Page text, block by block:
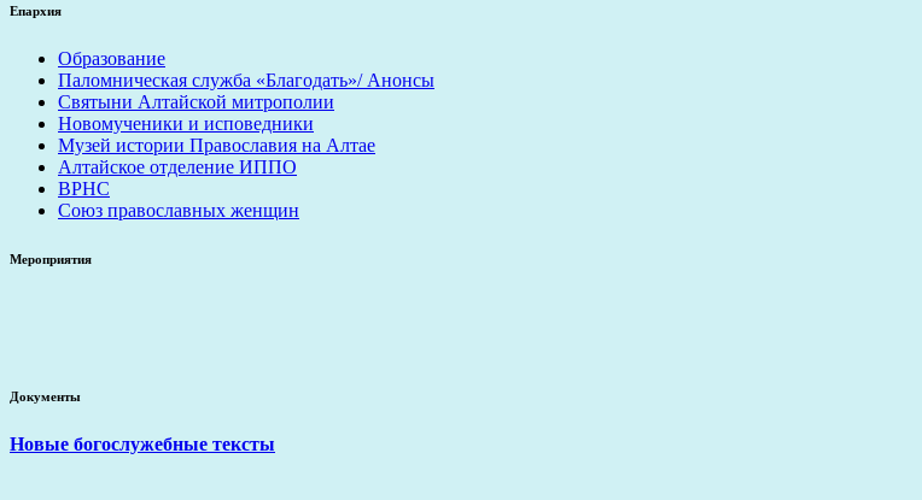
Епархия
Образование
Паломническая служба «Благодать»/ Анонсы
Святыни Алтайской митрополии
Новомученики и исповедники
Музей истории Православия на Алтае
Алтайское отделение ИППО
ВРНС
Союз православных женщин
Мероприятия
Документы
Новые богослужебные тексты